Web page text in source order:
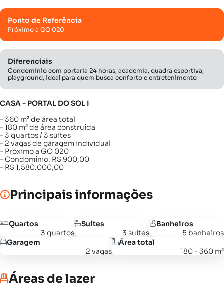
Ponto de Referência
Próximo a GO 020
Diferenciais
Condomínio com portaria 24 horas, academia, quadra esportiva,
playground, ideal para quem busca conforto e entretenimento
CASA - PORTAL DO SOL I
- 360 m² de área total
- 180 m² de área construída
- 3 quartos / 3 suítes
- 2 vagas de garagem individual
- Próximo a GO 020
- Condomínio: R$ 900,00
- R$ 1.580.000,00
Principais informações
Quartos
3 quartos
Suítes
3 suítes
Banheiros
5 banheiros
Garagem
2 vagas
Área total
180 - 360 m²
Áreas de lazer